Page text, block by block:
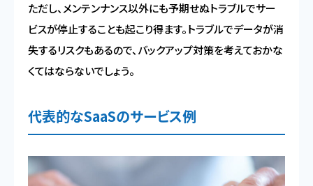
ただし、メンテンナンス以外にも予期せぬトラブルでサー
ビスが停止することも起こり得ます。トラブルでデータが消
失するリスクもあるので、バックアップ対策を考えておかな
くてはならないでしょう。
代表的なSaaSのサービス例